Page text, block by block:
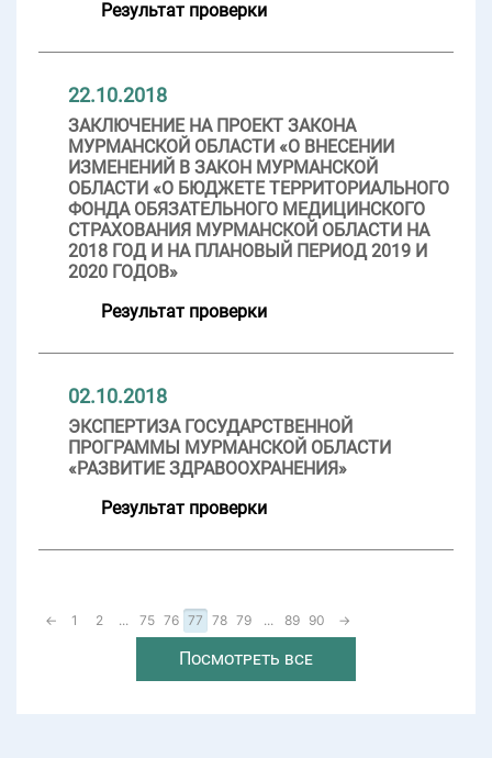
Результат проверки
22.10.2018
ЗАКЛЮЧЕНИЕ НА ПРОЕКТ ЗАКОНА
МУРМАНСКОЙ ОБЛАСТИ «О ВНЕСЕНИИ
ИЗМЕНЕНИЙ В ЗАКОН МУРМАНСКОЙ
ОБЛАСТИ «О БЮДЖЕТЕ ТЕРРИТОРИАЛЬНОГО
ФОНДА ОБЯЗАТЕЛЬНОГО МЕДИЦИНСКОГО
СТРАХОВАНИЯ МУРМАНСКОЙ ОБЛАСТИ НА
2018 ГОД И НА ПЛАНОВЫЙ ПЕРИОД 2019 И
2020 ГОДОВ»
Результат проверки
02.10.2018
ЭКСПЕРТИЗА ГОСУДАРСТВЕННОЙ
ПРОГРАММЫ МУРМАНСКОЙ ОБЛАСТИ
«РАЗВИТИЕ ЗДРАВООХРАНЕНИЯ»
Результат проверки
← 1 2 ... 75 76 77 78 79 ... 89 90 →
Посмотреть все